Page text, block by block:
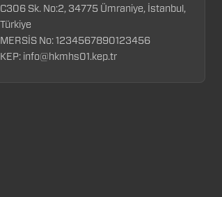
C306 Sk. No:2, 34775 Ümraniye, İstanbul,
Türkiye
MERSİS No: 1234567890123456
KEP: info@hkmhs01.kep.tr